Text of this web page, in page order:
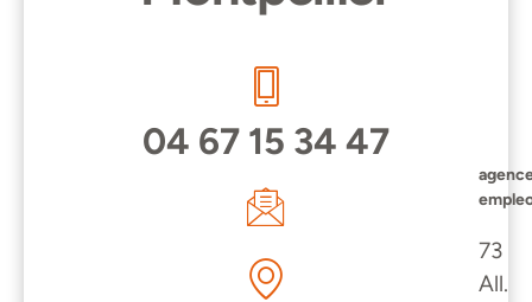
04 67 15 34 47
73
All.